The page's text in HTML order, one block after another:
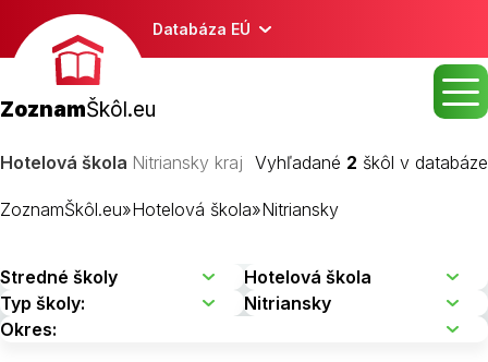
Databáza EÚ
ZoznamŠkôl.eu
Hotelová škola Nitriansky kraj Vyhľadané 2 škôl v databáze
ZoznamŠkôl.eu»Hotelová škola»Nitriansky